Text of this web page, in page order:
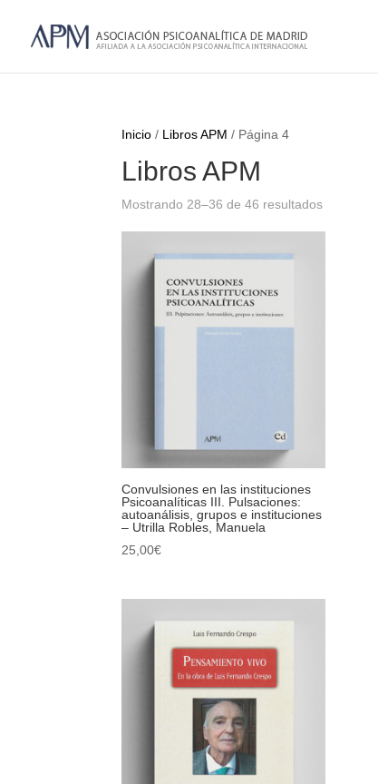
Inicio / Libros APM / Página 4
Libros APM
Mostrando 28–36 de 46 resultados
Convulsiones en las instituciones
Psicoanalíticas III. Pulsaciones:
autoanálisis, grupos e instituciones
– Utrilla Robles, Manuela
25,00€